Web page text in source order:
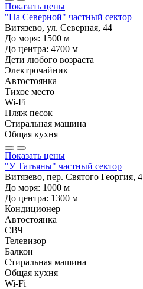
Показать цены
"На Северной" частный сектор
Витязево, ул. Северная, 44
До моря: 1500 м
До центра: 4700 м
Дети любого возраста
Электрочайник
Автостоянка
Тихое место
Wi-Fi
Пляж песок
Стиральная машина
Общая кухня
Показать цены
"У Татьяны" частный сектор
Витязево, пер. Святого Георгия, 4
До моря: 1000 м
До центра: 1300 м
Кондиционер
Автостоянка
СВЧ
Телевизор
Балкон
Стиральная машина
Общая кухня
Wi-Fi